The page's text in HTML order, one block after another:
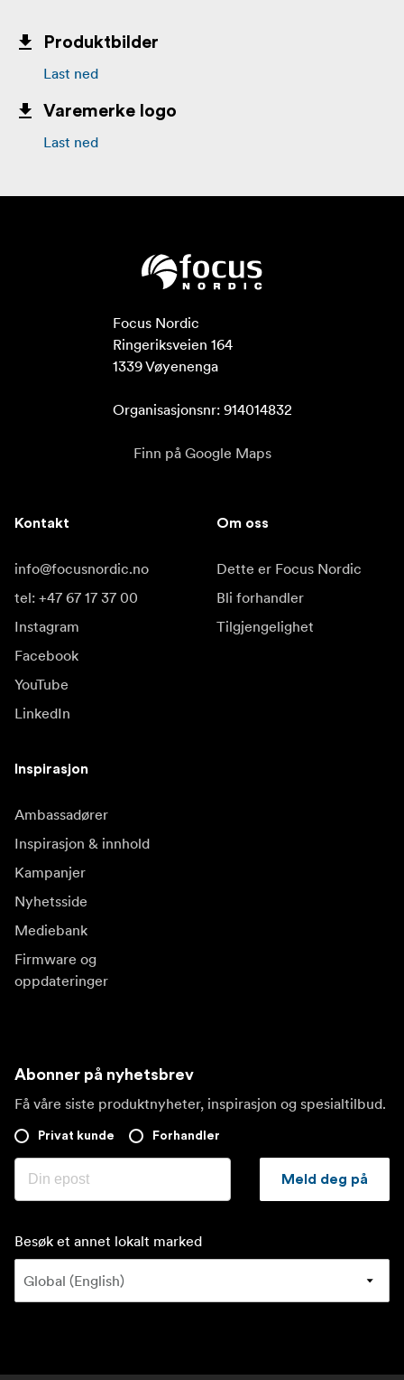
Produktbilder
Last ned
Varemerke logo
Last ned
Focus Nordic
Ringeriksveien 164
1339 Vøyenenga
Organisasjonsnr: 914014832
Finn på Google Maps
Kontakt
info@focusnordic.no
tel: +47 67 17 37 00
Instagram
Facebook
YouTube
LinkedIn
Om oss
Dette er Focus Nordic
Bli forhandler
Tilgjengelighet
Inspirasjon
Ambassadører
Inspirasjon & innhold
Kampanjer
Nyhetsside
Mediebank
Firmware og
oppdateringer
Abonner på nyhetsbrev
Få våre siste produktnyheter, inspirasjon og spesialtilbud.
Privat kunde Forhandler
Meld deg på
Besøk et annet lokalt marked